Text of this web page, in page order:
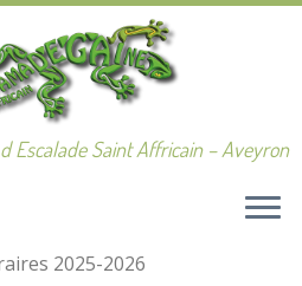
Escalade Saint Affricain – Aveyron
2025-2026